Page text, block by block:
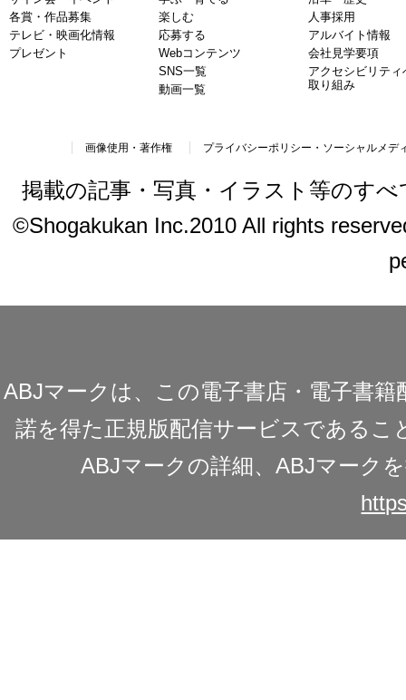
各賞・作品募集
テレビ・映画化情報
プレゼント
楽しむ
応募する
Webコンテンツ
SNS一覧
動画一覧
人事採用
アルバイト情報
会社見学要項
アクセシビリティ
取り組み
画像使用・著作権 プライバシーポリシー・ソーシャルメデ
掲載の記事・写真・イラスト等のす
©Shogakukan Inc.2010 All rights
ABJマークは、この電子書店・電子書
諾を得た正規版配信サービスであるこ
ABJマークの詳細、ABJマーク